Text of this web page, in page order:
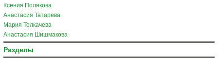
Ксения Полякова
Анастасия Татарева
Мария Толкачева
Анастасия Шишмакова
Разделы